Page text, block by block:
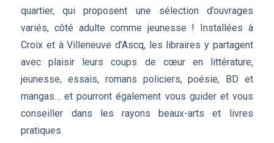
quartier, qui proposent une sélection d’ouvrages
variés, côté adulte comme jeunesse ! Installées à
Croix et à Villeneuve d’Ascq, les libraires y partagent
avec plaisir leurs coups de cœur en littérature,
jeunesse, essais, romans policiers, poésie, BD et
mangas… et pourront également vous guider et vous
conseiller dans les rayons beaux-arts et livres
pratiques.